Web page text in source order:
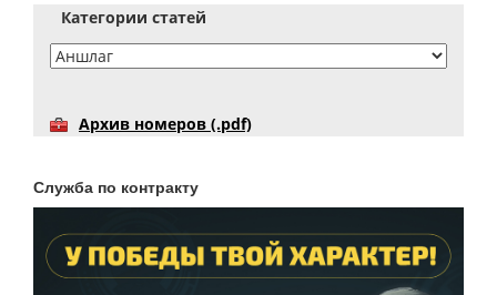
Категории статей
Архив номеров (.pdf)
Служба по контракту